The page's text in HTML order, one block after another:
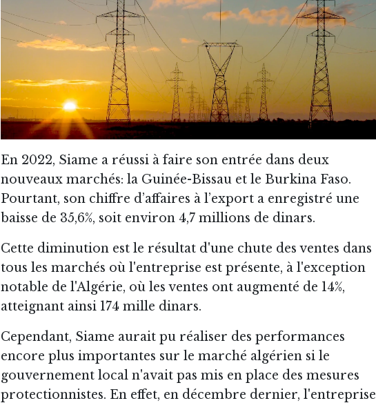
En 2022, Siame a réussi à faire son entrée dans deux
nouveaux marchés: la Guinée-Bissau et le Burkina Faso.
Pourtant, son chiffre d’affaires à l’export a enregistré une
baisse de 35,6%, soit environ 4,7 millions de dinars.
Cette diminution est le résultat d'une chute des ventes dans
tous les marchés où l'entreprise est présente, à l'exception
notable de l'Algérie, où les ventes ont augmenté de 14%,
atteignant ainsi 174 mille dinars.
Cependant, Siame aurait pu réaliser des performances
encore plus importantes sur le marché algérien si le
gouvernement local n'avait pas mis en place des mesures
protectionnistes. En effet, en décembre dernier, l'entreprise